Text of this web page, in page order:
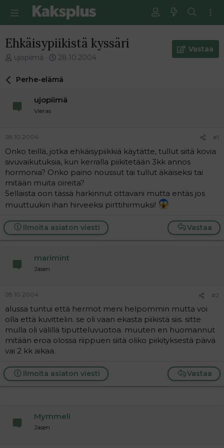
Ehkäisypiikistä kyssäri
V
e
i
t
u
n
a
l
o
t
t
a
j
ujopiimä
E
s
m
m
n
v
i
e
s
i
28.10.2004
Vastaa
Perhe-elämä
ujopiimä
Vieras
28.10.2004 #1
Onko teillä, jotka ehkäisypiikkiä käytätte, tullut siitä kovia
sivuvaikutuksia, kun kerralla piikitetään 3kk annos
hormonia? Onko paino noussut tai tullut äkäiseksi tai
mitään muita oireita?
Sellaista oon tässä harkinnut ottavani mutta entäs jos
muuttuukin ihan hirveeksi pirttihirmuksi!
Vastaa
Ilmoita asiaton viesti
marimint
Jäsen
28.10.2004 #2
alussa tuntui että hermot meni helpommin mutta voi
olla että kuvittelin. se oli vaan ekasta piikistä siis. sitte
mulla oli välillä tiputteluvuotoa. muuten en huomannut
mitään eroa olossa riippuen siitä oliko piikityksestä päivä
vai 2 kk aikaa.
Vastaa
Ilmoita asiaton viesti
Mymmeli
Jäsen